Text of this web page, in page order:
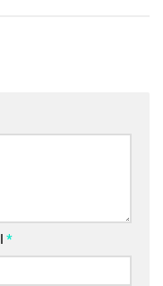
*